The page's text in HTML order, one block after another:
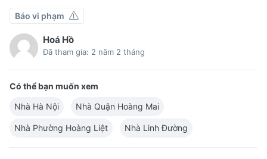
Báo vi phạm
Hoá Hồ
Đã tham gia: 2 năm 2 tháng
Có thể bạn muốn xem
Nhà Hà Nội
Nhà Quận Hoàng Mai
Nhà Phường Hoàng Liệt Nhà Linh Đường